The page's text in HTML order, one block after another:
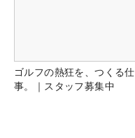
ゴルフの熱狂を、つくる仕
事。｜スタッフ募集中